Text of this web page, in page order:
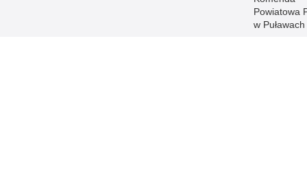
Powiatowa
w Puławach